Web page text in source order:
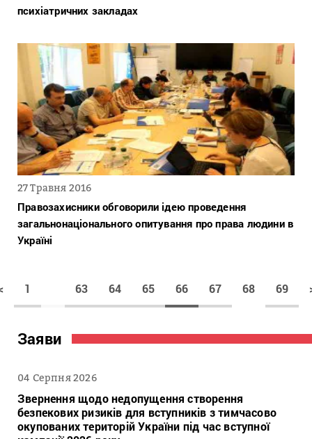
психіатричних закладах
27 Травня 2016
Правозахисники обговорили ідею проведення
загальнонаціонального опитування про права людини в
Україні
1 63 64 65 66 67 68 69
Заяви
04 Серпня 2026
Звернення щодо недопущення створення
безпекових ризиків для вступників з тимчасово
окупованих територій України під час вступної